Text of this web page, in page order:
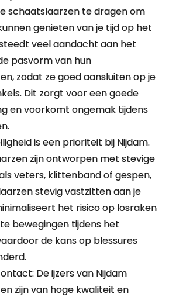
schaatslaarzen te dragen om
genieten van je tijd op het
veel aandacht aan het
pasvorm van hun
zodat ze goed aansluiten op je
Dit zorgt voor een goede
en voorkomt ongemak tijdens
is een prioriteit bij Nijdam.
zijn ontworpen met stevige
veters, klittenband of gespen,
stevig vastzitten aan je
het risico op losraken
bewegingen tijdens het
de kans op blessures
De ijzers van Nijdam
zijn van hoge kwaliteit en